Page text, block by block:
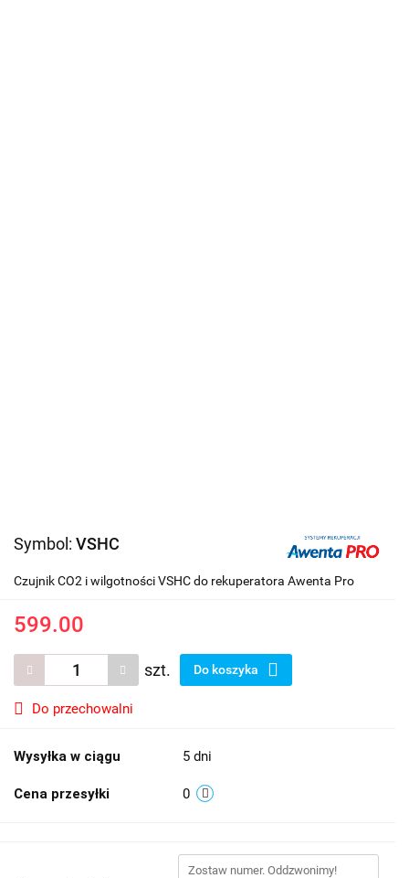
Symbol: VSHC
Czujnik CO2 i wilgotności VSHC do rekuperatora Awenta Pro
599.00
szt. Do koszyka
Do przechowalni
Wysyłka w ciągu 5 dni
Cena przesyłki 0